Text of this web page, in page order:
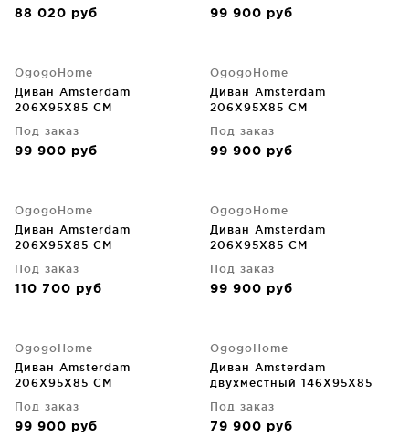
88 020 руб 99 900 руб
OgogoHome
Диван Amsterdam
206X95X85 CM
Под заказ
99 900 руб
OgogoHome
Диван Amsterdam
206X95X85 CM
Под заказ
99 900 руб
OgogoHome
Диван Amsterdam
206X95X85 CM
Под заказ
110 700 руб
OgogoHome
Диван Amsterdam
206X95X85 CM
Под заказ
99 900 руб
OgogoHome
Диван Amsterdam
206X95X85 CM
Под заказ
99 900 руб
OgogoHome
Диван Amsterdam
двухместный 146X95X85
Под заказ
79 900 руб